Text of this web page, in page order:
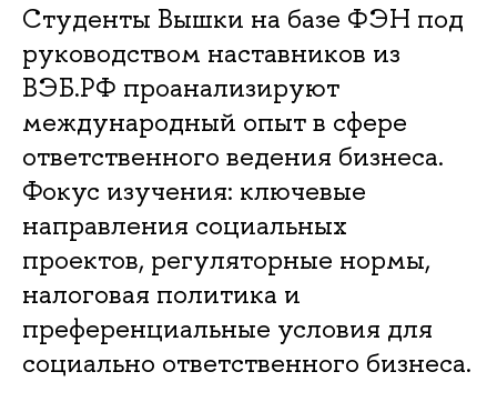
Студенты Вышки на базе ФЭН под
руководством наставников из
ВЭБ.РФ проанализируют
международный опыт в сфере
ответственного ведения бизнеса.
Фокус изучения: ключевые
направления социальных
проектов, регуляторные нормы,
налоговая политика и
преференциальные условия для
социально ответственного бизнеса.